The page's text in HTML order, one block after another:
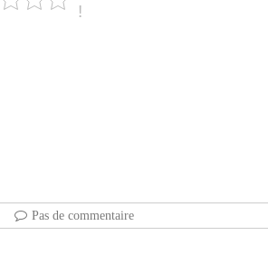
!
Pas de commentaire